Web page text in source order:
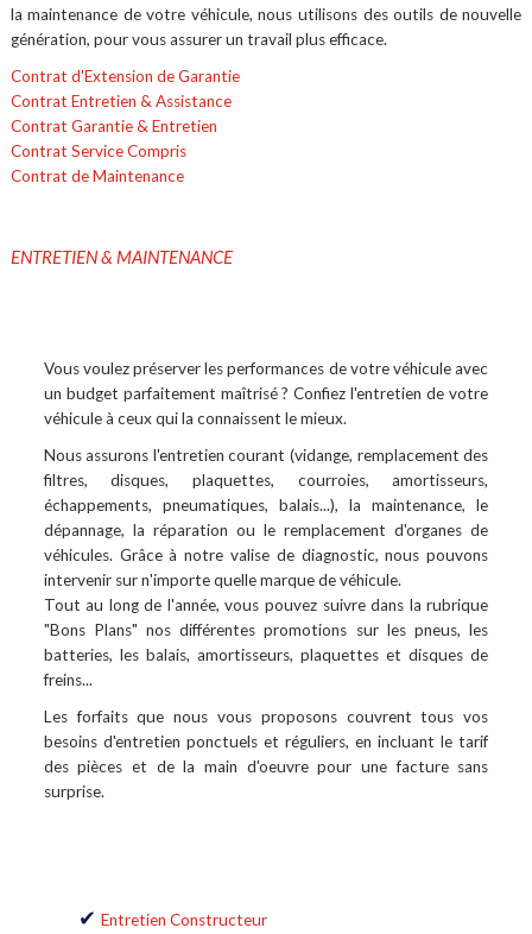
la maintenance de votre véhicule, nous utilisons des outils de nouvelle
génération, pour vous assurer un travail plus efficace.
Contrat d'Extension de Garantie
Contrat Entretien & Assistance
Contrat Garantie & Entretien
Contrat Service Compris
Contrat de Maintenance
ENTRETIEN & MAINTENANCE
Vous voulez préserver les performances de votre véhicule avec
un budget parfaitement maîtrisé ? Confiez l'entretien de votre
véhicule à ceux qui la connaissent le mieux.
Nous assurons l'entretien courant (vidange, remplacement des
filtres, disques, plaquettes, courroies, amortisseurs,
échappements, pneumatiques, balais...), la maintenance, le
dépannage, la réparation ou le remplacement d'organes de
véhicules. Grâce à notre valise de diagnostic, nous pouvons
intervenir sur n'importe quelle marque de véhicule.
Tout au long de l'année, vous pouvez suivre dans la rubrique
"Bons Plans" nos différentes promotions sur les pneus, les
batteries, les balais, amortisseurs, plaquettes et disques de
freins...
Les forfaits que nous vous proposons couvrent tous vos
besoins d'entretien ponctuels et réguliers, en incluant le tarif
des pièces et de la main d'oeuvre pour une facture sans
surprise.
Entretien Constructeur